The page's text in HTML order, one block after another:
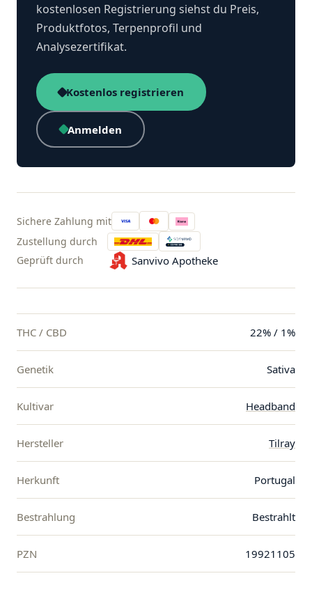
kostenlosen Registrierung siehst du Preis,
Produktfotos, Terpenprofil und
Analysezertifikat.
Kostenlos registrieren
Anmelden
Sichere Zahlung mit
Zustellung durch
Geprüft durch
Sanvivo Apotheke
THC / CBD 22% / 1%
Genetik Sativa
Kultivar Headband
Hersteller Tilray
Herkunft Portugal
Bestrahlung Bestrahlt
PZN 19921105